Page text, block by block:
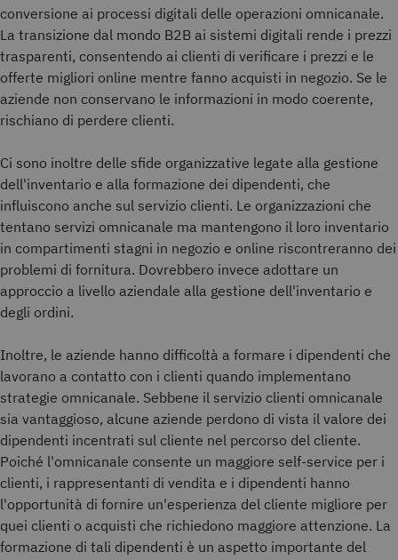
conversione ai processi digitali delle operazioni omnicanale.
La transizione dal mondo B2B ai sistemi digitali rende i prezzi
trasparenti, consentendo ai clienti di verificare i prezzi e le
offerte migliori online mentre fanno acquisti in negozio. Se le
aziende non conservano le informazioni in modo coerente,
rischiano di perdere clienti.
Ci sono inoltre delle sfide organizzative legate alla gestione
dell'inventario e alla formazione dei dipendenti, che
influiscono anche sul servizio clienti. Le organizzazioni che
tentano servizi omnicanale ma mantengono il loro inventario
in compartimenti stagni in negozio e online riscontreranno dei
problemi di fornitura. Dovrebbero invece adottare un
approccio a livello aziendale alla gestione dell'inventario e
degli ordini.
Inoltre, le aziende hanno difficoltà a formare i dipendenti che
lavorano a contatto con i clienti quando implementano
strategie omnicanale. Sebbene il servizio clienti omnicanale
sia vantaggioso, alcune aziende perdono di vista il valore dei
dipendenti incentrati sul cliente nel percorso del cliente.
Poiché l'omnicanale consente un maggiore self-service per i
clienti, i rappresentanti di vendita e i dipendenti hanno
l'opportunità di fornire un'esperienza del cliente migliore per
quei clienti o acquisti che richiedono maggiore attenzione. La
formazione di tali dipendenti è un aspetto importante del